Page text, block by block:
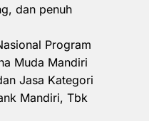
dan penuh
Program
Muda Mandiri
Jasa Kategori
Mandiri, Tbk